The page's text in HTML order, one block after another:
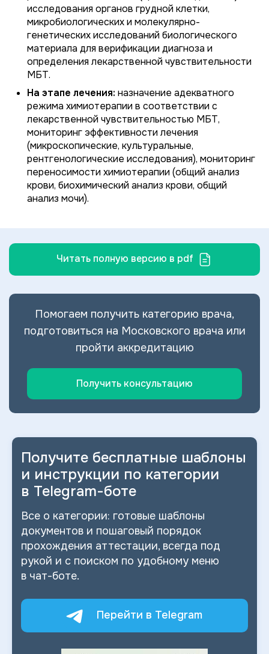
исследования органов грудной клетки,
микробиологических и молекулярно-
генетических исследований биологического
материала для верификации диагноза и
определения лекарственной чувствительности
МБТ.
На этапе лечения: назначение адекватного
режима химиотерапии в соответствии с
лекарственной чувствительностью МБТ,
мониторинг эффективности лечения
(микроскопические, культуральные,
рентгенологические исследования), мониторинг
переносимости химиотерапии (общий анализ
крови, биохимический анализ крови, общий
анализ мочи).
Читать полную версию в pdf
Помогаем получить категорию врача,
подготовиться на Московского врача или
пройти аккредитацию
Получить консультацию
Получите бесплатные шаблоны
и инструкции по категории
в Telegram-боте
Все о категории: готовые шаблоны
документов и пошаговый порядок
прохождения аттестации, всегда под
рукой и с поиском по удобному меню
в чат-боте.
Перейти в Telegram